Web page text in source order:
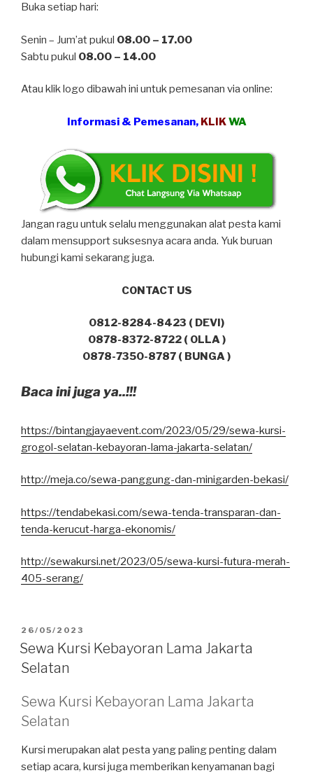
Buka setiap hari:
Senin – Jum’at pukul 08.00 – 17.00
Sabtu pukul 08.00 – 14.00
Atau klik logo dibawah ini untuk pemesanan via online:
Informasi & Pemesanan, KLIKWA
Jangan ragu untuk selalu menggunakan alat pesta kami
dalam mensupport suksesnya acara anda. Yuk buruan
hubungi kami sekarang juga.
CONTACT US
0812-8284-8423 ( DEVI)
0878-8372-8722 ( OLLA )
0878-7350-8787 ( BUNGA )
Baca ini juga ya..!!!
https://bintangjayaevent.com/2023/05/29/sewa-kursi-
grogol-selatan-kebayoran-lama-jakarta-selatan/
http://meja.co/sewa-panggung-dan-minigarden-bekasi/
https://tendabekasi.com/sewa-tenda-transparan-dan-
tenda-kerucut-harga-ekonomis/
http://sewakursi.net/2023/05/sewa-kursi-futura-merah-
405-serang/
DIPOSKAN
PADA
26/05/2023
Sewa Kursi Kebayoran Lama Jakarta
Selatan
Sewa Kursi Kebayoran Lama Jakarta
Selatan
Kursi merupakan alat pesta yang paling penting dalam
setiap acara, kursi juga memberikan kenyamanan bagi